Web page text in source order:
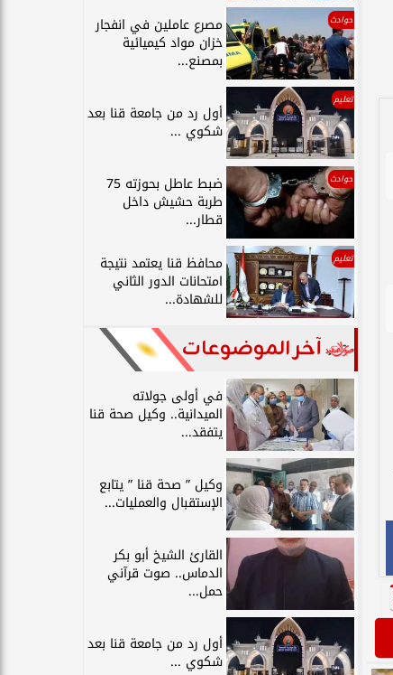
حوادث مصرع عاملين في انفجار
خزان مواد كيميائية
بمصنع...
تعليم
أول رد من جامعة قنا بعد
شكوي ...
حوادث ضبط عاطل بحوزته 75
طربة حشيش داخل
قطار...
تعليم محافظ قنا يعتمد نتيجة
امتحانات الدور الثاني
للشهادة...
آخر الموضوعات
في أولى جولاته
الميدانية.. وكيل صحة قنا
يتفقد...
وكيل ” صحة قنا ” يتابع
الإستقبال والعمليات...
القارئ الشيخ أبو بكر
الدماس.. صوت قرآني
حمل...
أول رد من جامعة قنا بعد
شكوي ...